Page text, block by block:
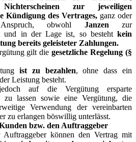
zur jeweiligen
Kündigung des Vertrages, ganz oder
obwohl Janzen zur
und in der Lage ist, so besteht kein
bereits geleisteter Zahlungen.
gilt diegesetzliche Regelung (§
ist zu bezahlen, ohne dass ein
Leistung besteht.
auf die Vergütung ersparte
zu lassen sowie eine Vergütung, die
Verwendung der vereinbarten
zu erlangen böswillig unterlässt.
bzw. den Auftraggeber
können den Vertrag mit